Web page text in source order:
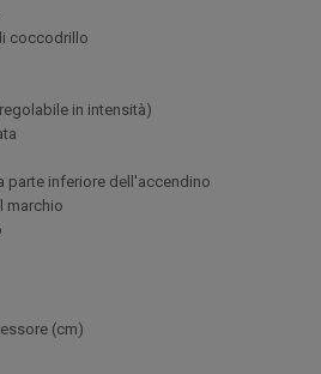
coccodrillo
in intensità)
parte inferiore dell'accendino
marchio
(cm)